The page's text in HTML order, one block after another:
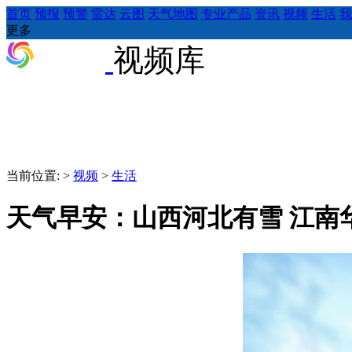
首页 预报 预警 雷达 云图 天气地图 专业产品 资讯 视频 生活
更多
视频库
当前位置: > 视频 > 生活
天气早安：山西河北有雪 江